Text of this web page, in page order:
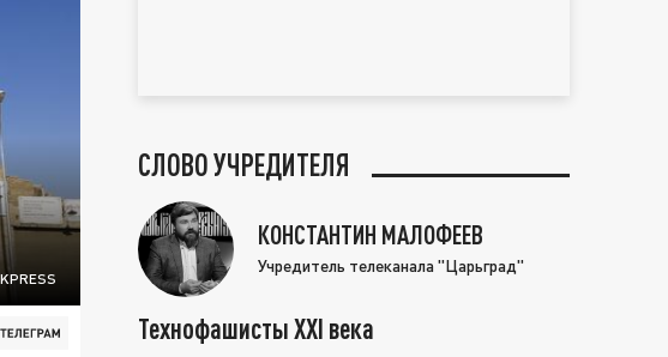
СЛОВО УЧРЕДИТЕЛЯ
КОНСТАНТИН МАЛОФЕЕВ
Учредитель телеканала "Царьград"
Технофашисты XXI века